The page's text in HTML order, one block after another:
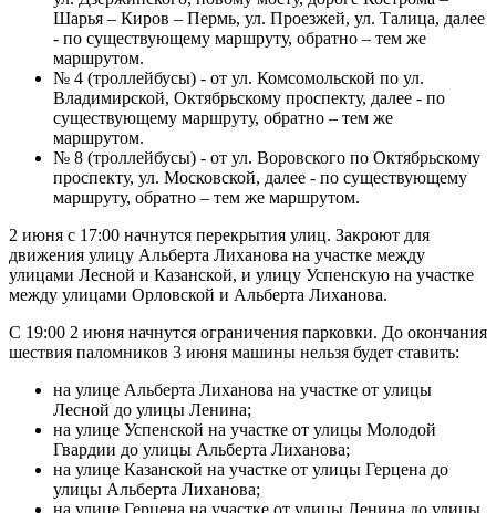
Шарья – Киров – Пермь, ул. Проезжей, ул. Талица, далее
- по существующему маршруту, обратно – тем же
маршрутом.
№ 4 (троллейбусы) - от ул. Комсомольской по ул.
Владимирской, Октябрьскому проспекту, далее - по
существующему маршруту, обратно – тем же
маршрутом.
№ 8 (троллейбусы) - от ул. Воровского по Октябрьскому
проспекту, ул. Московской, далее - по существующему
маршруту, обратно – тем же маршрутом.
2 июня с 17:00 начнутся перекрытия улиц. Закроют для
движения улицу Альберта Лиханова на участке между
улицами Лесной и Казанской, и улицу Успенскую на участке
между улицами Орловской и Альберта Лиханова.
С 19:00 2 июня начнутся ограничения парковки. До окончания
шествия паломников 3 июня машины нельзя будет ставить:
на улице Альберта Лиханова на участке от улицы
Лесной до улицы Ленина;
на улице Успенской на участке от улицы Молодой
Гвардии до улицы Альберта Лиханова;
на улице Казанской на участке от улицы Герцена до
улицы Альберта Лиханова;
на улице Герцена на участке от улицы Ленина до улицы